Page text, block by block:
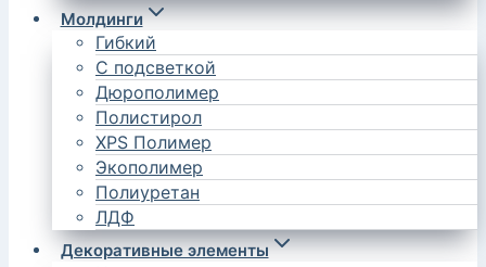
Молдинги
Гибкий
С подсветкой
Дюрополимер
Полистирол
XPS Полимер
Экополимер
Полиуретан
ЛДФ
Декоративные элементы